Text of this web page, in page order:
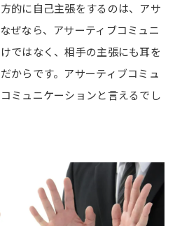
的に自己主張をするのは、アサ
ぜなら、アサーティブコミュニ
ではなく、相手の主張にも耳を
からです。アサーティブコミュ
ミュニケーションと言えるでし